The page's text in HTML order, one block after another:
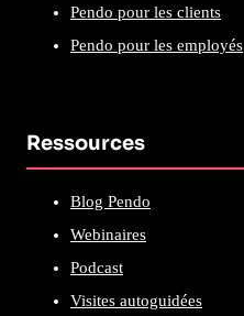
Pendo pour les clients
Pendo pour les employés
Ressources
Blog Pendo
Webinaires
Podcast
Visites autoguidées